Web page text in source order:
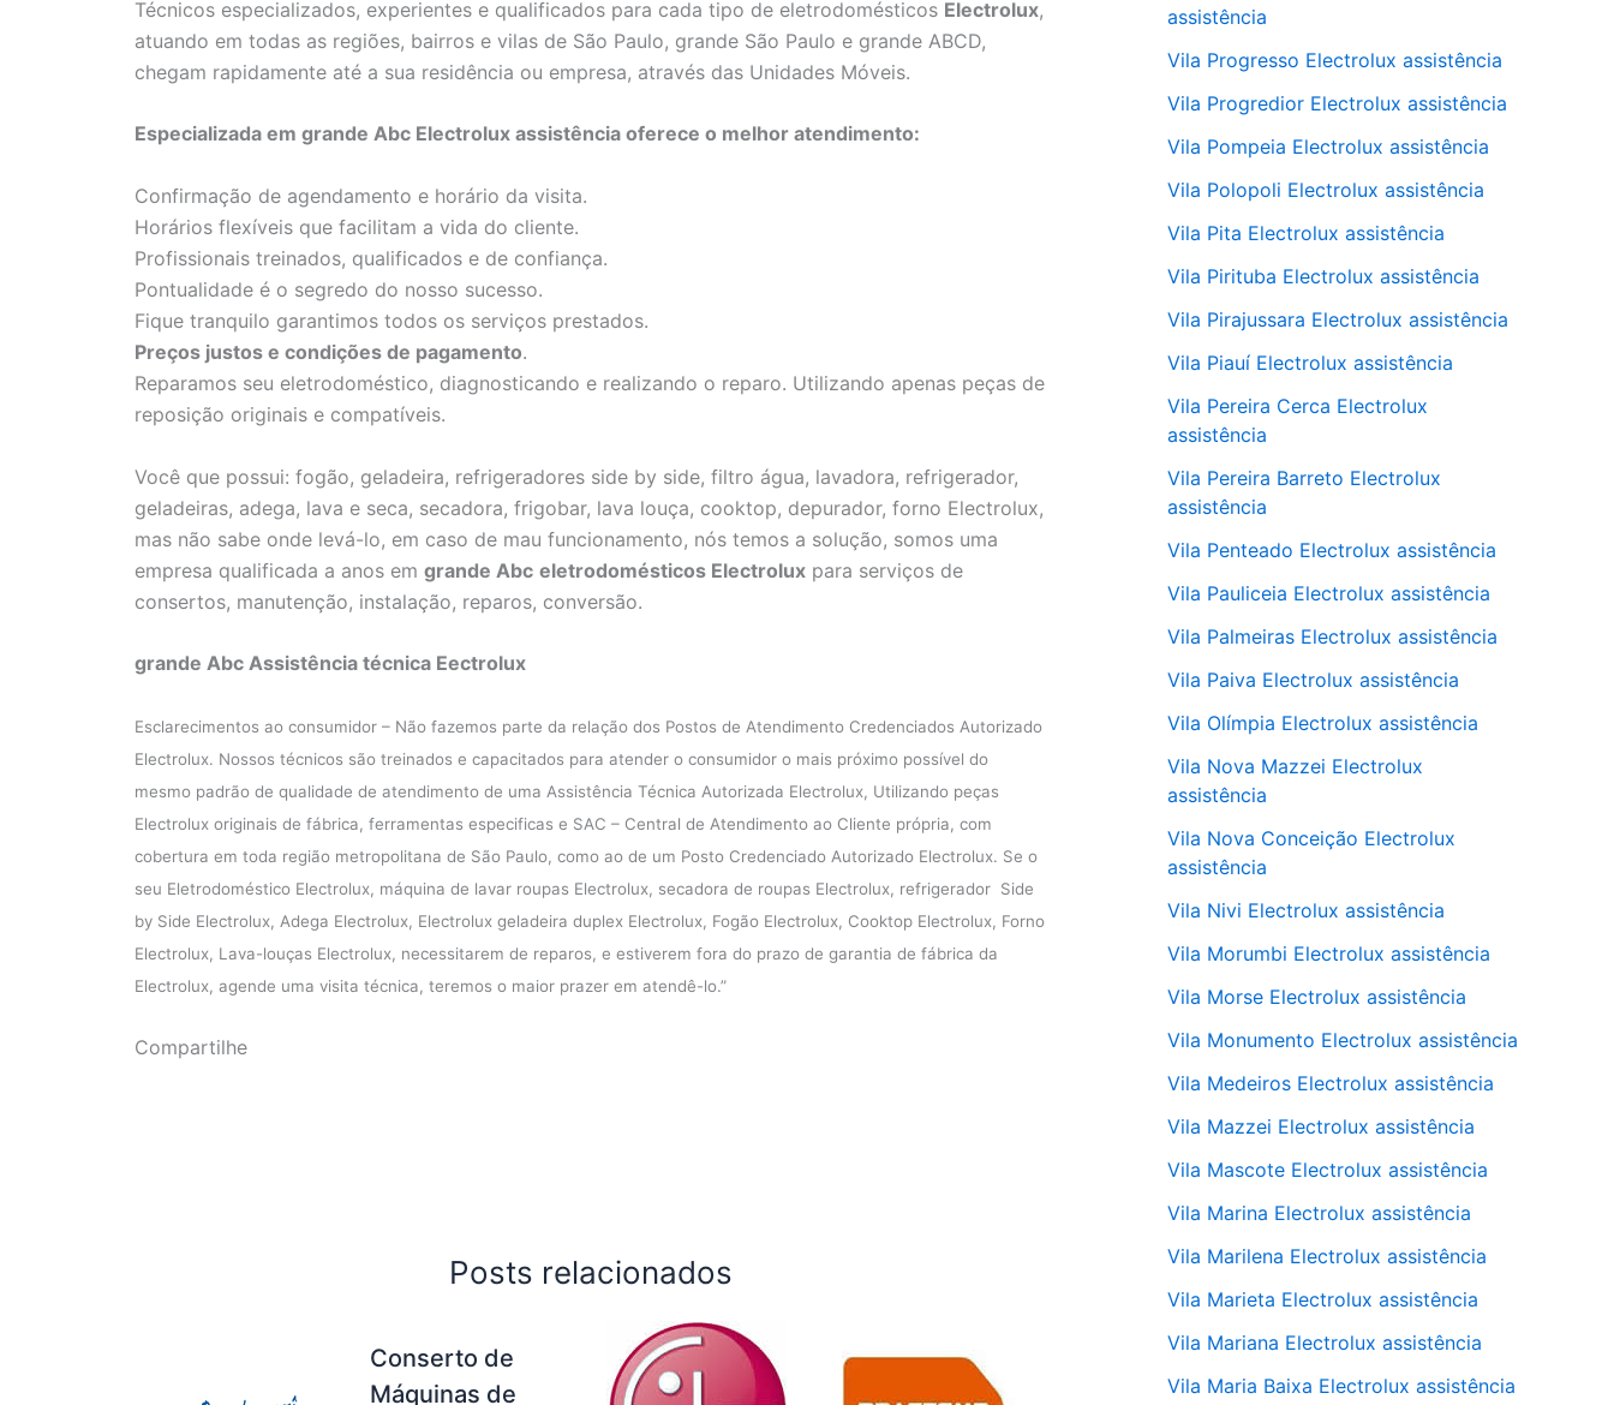
Técnicos especializados, experientes e qualificados para cada tipo de eletrodomésticos Electrolux,
atuando em todas as regiões, bairros e vilas de São Paulo, grande São Paulo e grande ABCD,
chegam rapidamente até a sua residência ou empresa, através das Unidades Móveis.
Especializada em grande Abc Electrolux assistência oferece o melhor atendimento:
Confirmação de agendamento e horário da visita.
Horários flexíveis que facilitam a vida do cliente.
Profissionais treinados, qualificados e de confiança.
Pontualidade é o segredo do nosso sucesso.
Fique tranquilo garantimos todos os serviços prestados.
Preços justos e condições de pagamento.
Reparamos seu eletrodoméstico, diagnosticando e realizando o reparo. Utilizando apenas peças de
reposição originais e compatíveis.
Você que possui: fogão, geladeira, refrigeradores side by side, filtro água, lavadora, refrigerador,
geladeiras, adega, lava e seca, secadora, frigobar, lava louça, cooktop, depurador, forno Electrolux,
mas não sabe onde levá-lo, em caso de mau funcionamento, nós temos a solução, somos uma
empresa qualificada a anos em grande Abc eletrodomésticos Electrolux para serviços de
consertos, manutenção, instalação, reparos, conversão.
grande Abc Assistência técnica Eectrolux
Esclarecimentos ao consumidor – Não fazemos parte da relação dos Postos de Atendimento Credenciados Autorizado
Electrolux. Nossos técnicos são treinados e capacitados para atender o consumidor o mais próximo possível do
mesmo padrão de qualidade de atendimento de uma Assistência Técnica Autorizada Electrolux, Utilizando peças
Electrolux originais de fábrica, ferramentas especificas e SAC – Central de Atendimento ao Cliente própria, com
cobertura em toda região metropolitana de São Paulo, como ao de um Posto Credenciado Autorizado Electrolux. Se o
seu Eletrodoméstico Electrolux, máquina de lavar roupas Electrolux, secadora de roupas Electrolux, refrigerador Side
by Side Electrolux, Adega Electrolux, Electrolux geladeira duplex Electrolux, Fogão Electrolux, Cooktop Electrolux, Forno
Electrolux, Lava-louças Electrolux, necessitarem de reparos, e estiverem fora do prazo de garantia de fábrica da
Electrolux, agende uma visita técnica, teremos o maior prazer em atendê-lo.”
Compartilhe
Posts relacionados
Conserto de
Máquinas de
assistência
Vila Progresso Electrolux assistência
Vila Progredior Electrolux assistência
Vila Pompeia Electrolux assistência
Vila Polopoli Electrolux assistência
Vila Pita Electrolux assistência
Vila Pirituba Electrolux assistência
Vila Pirajussara Electrolux assistência
Vila Piauí Electrolux assistência
Vila Pereira Cerca Electrolux
assistência
Vila Pereira Barreto Electrolux
assistência
Vila Penteado Electrolux assistência
Vila Pauliceia Electrolux assistência
Vila Palmeiras Electrolux assistência
Vila Paiva Electrolux assistência
Vila Olímpia Electrolux assistência
Vila Nova Mazzei Electrolux
assistência
Vila Nova Conceição Electrolux
assistência
Vila Nivi Electrolux assistência
Vila Morumbi Electrolux assistência
Vila Morse Electrolux assistência
Vila Monumento Electrolux assistência
Vila Medeiros Electrolux assistência
Vila Mazzei Electrolux assistência
Vila Mascote Electrolux assistência
Vila Marina Electrolux assistência
Vila Marilena Electrolux assistência
Vila Marieta Electrolux assistência
Vila Mariana Electrolux assistência
Vila Maria Baixa Electrolux assistência